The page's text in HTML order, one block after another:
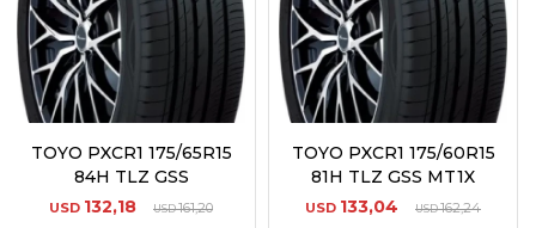
TOYO PXCR1 175/65R15
84H TLZ GSS
USD 132,18 USD161,20
TOYO PXCR1 175/60R15
81H TLZ GSS MT1X
USD 133,04 USD162,24